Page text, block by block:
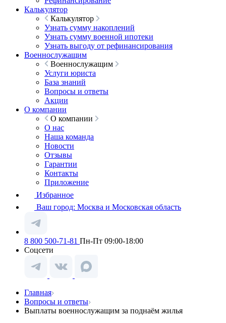
Калькулятор
Калькулятор
Узнать сумму накоплений
Узнать сумму военной ипотеки
Узнать выгоду от рефинансирования
Военнослужащим
Военнослужащим
Услуги юриста
База знаний
Вопросы и ответы
Акции
О компании
О компании
О нас
Наша команда
Новости
Отзывы
Гарантии
Контакты
Приложение
Избранное
Ваш город: Москва и Московская область
8 800 500-71-81 Пн-Пт 09:00-18:00
Соцсети
Главная
Вопросы и ответы
Выплаты военнослужащим за поднаём жилья